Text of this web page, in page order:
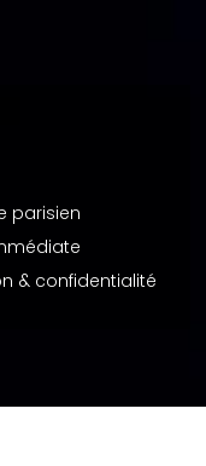
parisien
& confidentialité